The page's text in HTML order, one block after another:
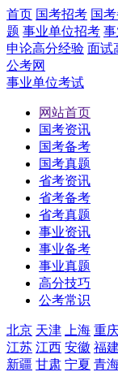
首页 国考招考 国
题 事业单位招考
申论高分经验 面试
公考网
事业单位考试
网站首页
国考资讯
国考备考
国考真题
省考资讯
省考备考
省考真题
事业资讯
事业备考
事业真题
高分技巧
公考常识
北京 天津 上海 重
江苏 江西 安徽 福建
新疆 甘肃 宁夏 青